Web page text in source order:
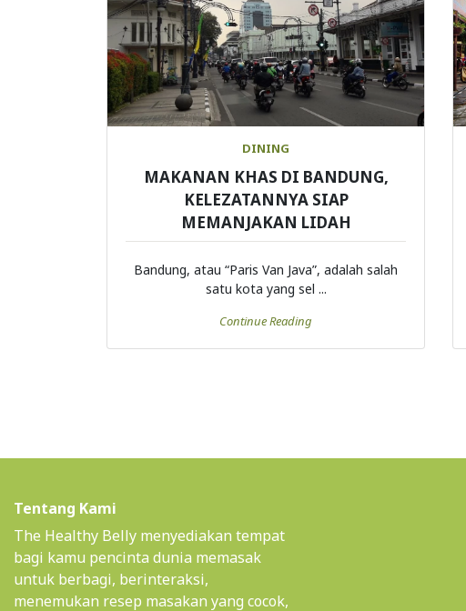
DINING
MAKANAN KHAS DI BANDUNG,
KELEZATANNYA SIAP
MEMANJAKAN LIDAH
Bandung, atau “Paris Van Java”, adalah salah
satu kota yang sel ...
Continue Reading
Tentang Kami
The Healthy Belly menyediakan tempat
bagi kamu pencinta dunia memasak
untuk berbagi, berinteraksi,
menemukan resep masakan yang cocok,